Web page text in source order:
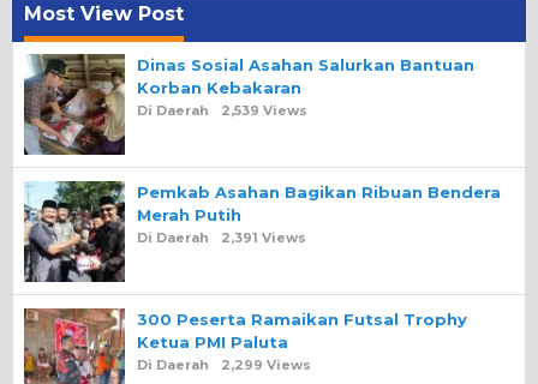
Most View Post
Dinas Sosial Asahan Salurkan Bantuan
Korban Kebakaran
Di Daerah 2,539 Views
Pemkab Asahan Bagikan Ribuan Bendera
Merah Putih
Di Daerah 2,391 Views
300 Peserta Ramaikan Futsal Trophy
Ketua PMI Paluta
Di Daerah 2,299 Views